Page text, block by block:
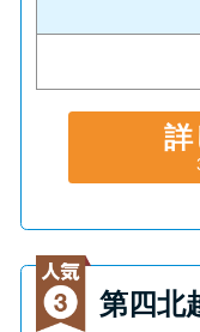
詳
第四北